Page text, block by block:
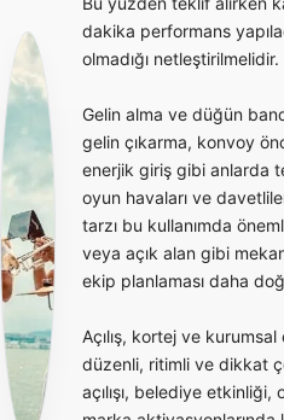
dakika performans
olmadığı netleştirilmelidir.
Gelin alma ve düğün
gelin çıkarma, konvoy
enerjik giriş gibi anlarda
oyun havaları ve
tarzı bu kullanımda
veya açık alan gibi
ekip planlaması daha
Açılış, kortej ve
düzenli, ritimli ve dikkat
açılışı, belediye